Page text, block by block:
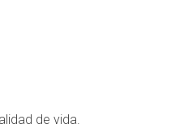
de vida.